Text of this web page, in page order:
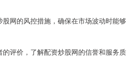
网的风控措施，确保在市场波动时能够
的评价，了解配资炒股网的信誉和服务质